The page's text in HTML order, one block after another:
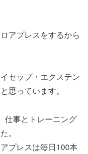
アプレスをするから
セップ・エクステン
思っています。
仕事とトレーニング
。
プレスは毎日100本